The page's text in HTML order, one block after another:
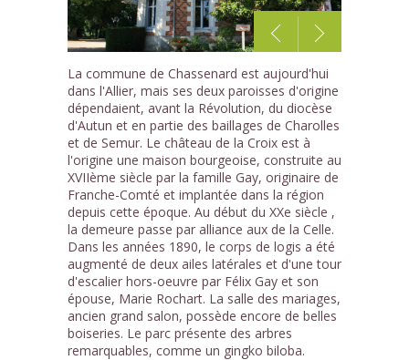
1 /1
La commune de Chassenard est aujourd'hui
dans l'Allier, mais ses deux paroisses d'origine
dépendaient, avant la Révolution, du diocèse
d'Autun et en partie des baillages de Charolles
et de Semur. Le château de la Croix est à
l'origine une maison bourgeoise, construite au
XVIIème siècle par la famille Gay, originaire de
Franche-Comté et implantée dans la région
depuis cette époque. Au début du XXe siècle ,
la demeure passe par alliance aux de la Celle.
Dans les années 1890, le corps de logis a été
augmenté de deux ailes latérales et d'une tour
d'escalier hors-oeuvre par Félix Gay et son
épouse, Marie Rochart. La salle des mariages,
ancien grand salon, possède encore de belles
boiseries. Le parc présente des arbres
remarquables, comme un gingko biloba.